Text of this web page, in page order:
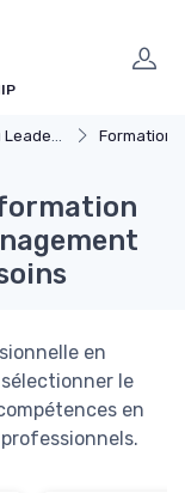
Formation
en
le
en